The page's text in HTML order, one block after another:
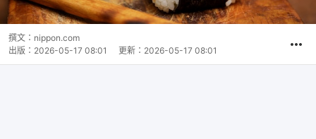
撰文： nippon.com
出版： 2026-05-17 08:01 更新： 2026-05-17 08:01